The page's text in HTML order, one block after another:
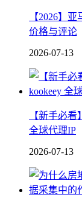
【2026】
价格与评论
2026-07-13
【新手必
全球代理IP
2026-07-13